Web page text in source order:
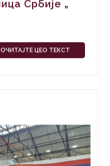
Србије „
ЦЕО ТЕКСТ